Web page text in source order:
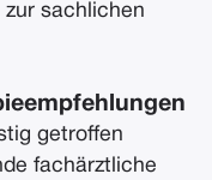
sachlichen
getroffen
fachärztliche